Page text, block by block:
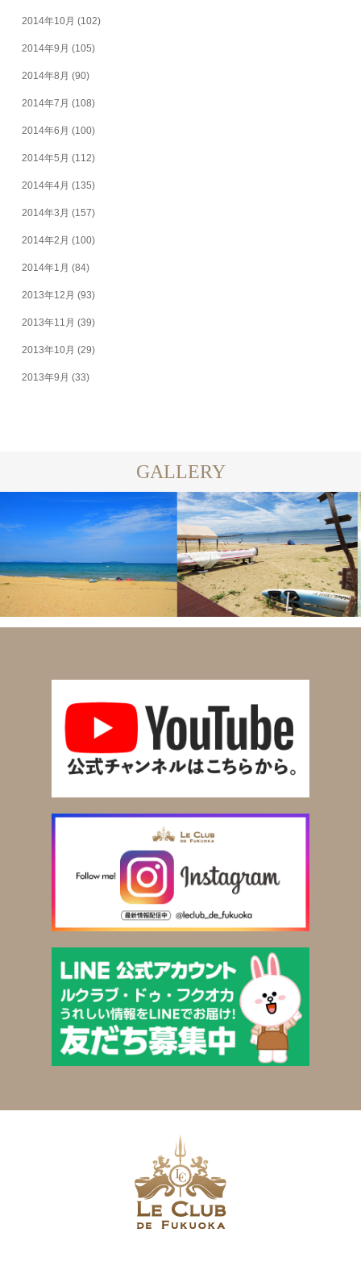
2014年10月 (102)
2014年9月 (105)
2014年8月 (90)
2014年7月 (108)
2014年6月 (100)
2014年5月 (112)
2014年4月 (135)
2014年3月 (157)
2014年2月 (100)
2014年1月 (84)
2013年12月 (93)
2013年11月 (39)
2013年10月 (29)
2013年9月 (33)
GALLERY